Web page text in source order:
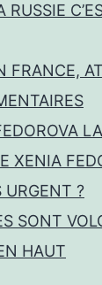
RUSSIE
FRANCE,
XENIA
URGENT ?
SONT
HAUT